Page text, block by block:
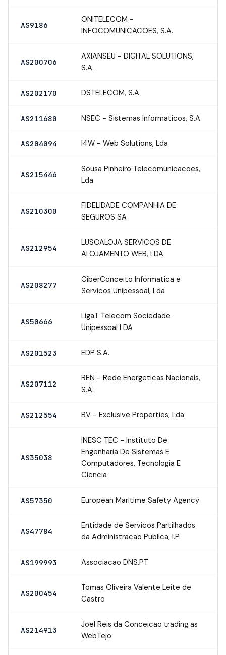
AS9186
ONITELECOM -
INFOCOMUNICACOES, S.A.
AS200706
AXIANSEU - DIGITAL SOLUTIONS,
S.A.
AS202170 DSTELECOM, S.A.
AS211680 NSEC - Sistemas Informaticos, S.A.
AS204094 I4W - Web Solutions, Lda
AS215446
Sousa Pinheiro Telecomunicacoes,
Lda
AS210300
FIDELIDADE COMPANHIA DE
SEGUROS SA
AS212954
LUSOALOJA SERVICOS DE
ALOJAMENTO WEB, LDA
AS208277
CiberConceito Informatica e
Servicos Unipessoal, Lda
AS50666
LigaT Telecom Sociedade
Unipessoal LDA
AS201523 EDP S.A.
AS207112
REN - Rede Energeticas Nacionais,
S.A.
AS212554 BV - Exclusive Properties, Lda
AS35038
INESC TEC - Instituto De
Engenharia De Sistemas E
Computadores, Tecnologia E
Ciencia
AS57350 European Maritime Safety Agency
AS47784
Entidade de Servicos Partilhados
da Administracao Publica, I.P.
AS199993 Associacao DNS.PT
AS200454
Tomas Oliveira Valente Leite de
Castro
AS214913
Joel Reis da Conceicao trading as
WebTejo